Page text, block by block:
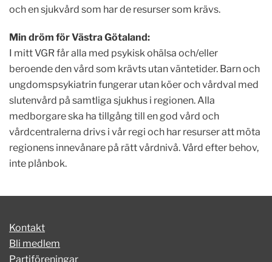
och en sjukvård som har de resurser som krävs.
Min dröm för Västra Götaland:
I mitt VGR får alla med psykisk ohälsa och/eller
beroende den vård som krävts utan väntetider. Barn och
ungdomspsykiatrin fungerar utan köer och vårdval med
slutenvård på samtliga sjukhus i regionen. Alla
medborgare ska ha tillgång till en god vård och
vårdcentralerna drivs i vår regi och har resurser att möta
regionens innevånare på rätt vårdnivå. Vård efter behov,
inte plånbok.
Kontakt
Bli medlem
Partiföreningar